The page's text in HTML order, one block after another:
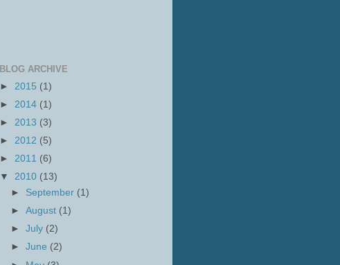
BLOG ARCHIVE
► 2015 (1)
► 2014 (1)
► 2013 (3)
► 2012 (5)
► 2011 (6)
▼ 2010 (13)
► September (1)
►August (1)
►July (2)
►June (2)